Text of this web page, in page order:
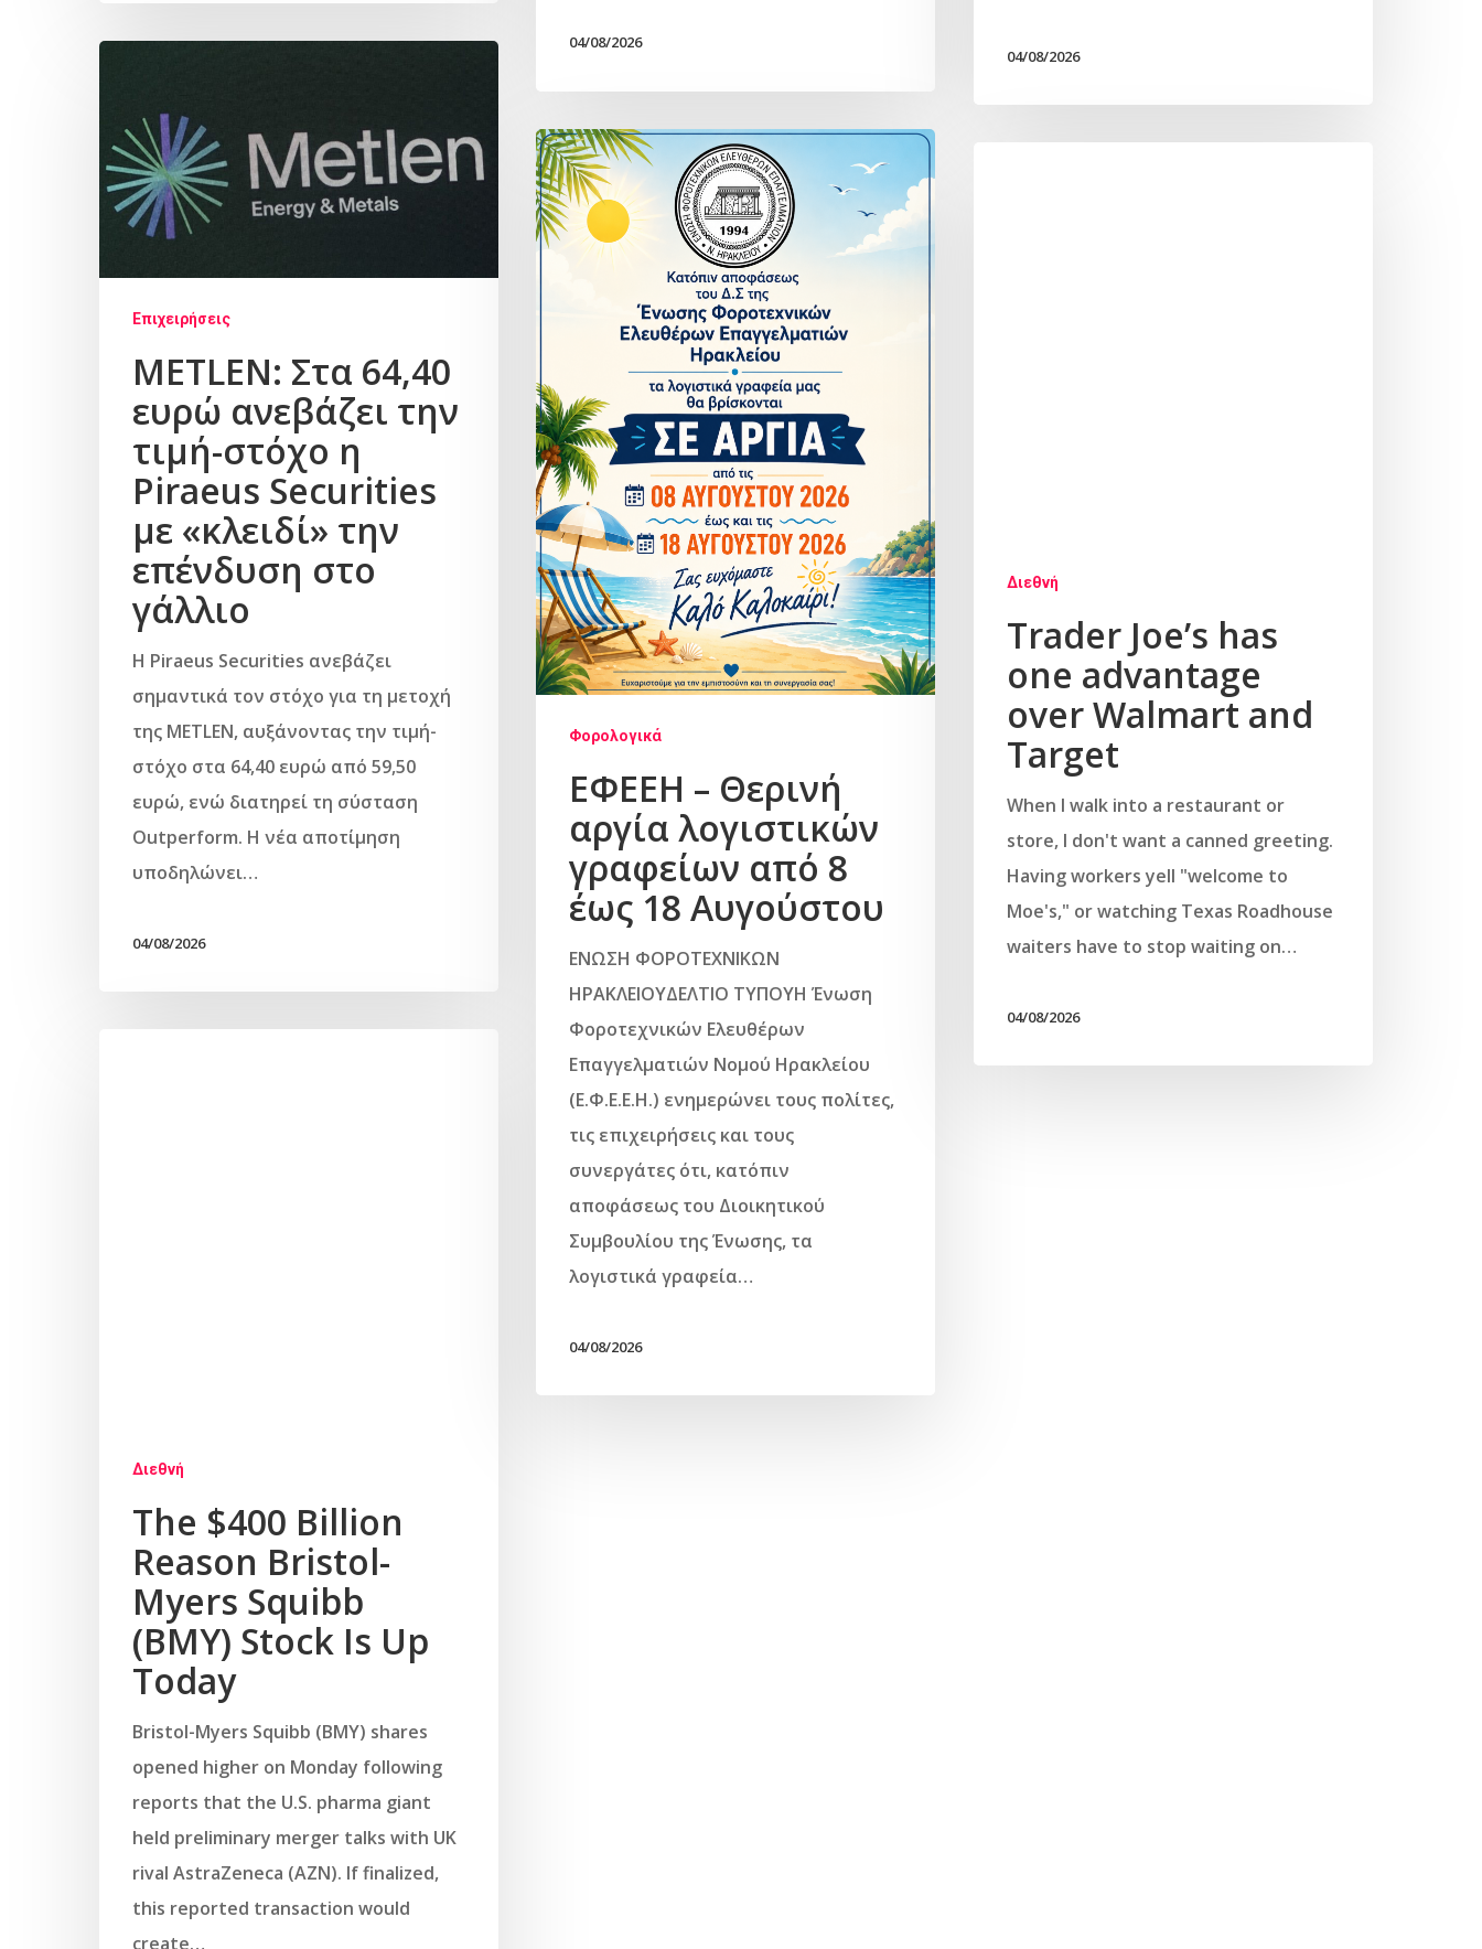
04/08/2026
04/08/2026
Επιχειρήσεις
METLEN: Στα 64,40
ευρώ ανεβάζει την
τιμή-στόχο η
Piraeus Securities
με «κλειδί» την
επένδυση στο
γάλλιο
Η Piraeus Securities ανεβάζει
σημαντικά τον στόχο για τη μετοχή
της METLEN, αυξάνοντας την τιμή-
στόχο στα 64,40 ευρώ από 59,50
ευρώ, ενώ διατηρεί τη σύσταση
Outperform. Η νέα αποτίμηση
υποδηλώνει…
04/08/2026
Φορολογικά
ΕΦΕΕΗ – Θερινή
αργία λογιστικών
γραφείων από 8
έως 18 Αυγούστου
ΕΝΩΣΗ ΦΟΡΟΤΕΧΝΙΚΩΝ
ΗΡΑΚΛΕΙΟΥΔΕΛΤΙΟ ΤΥΠΟΥΗ Ένωση
Φοροτεχνικών Ελευθέρων
Επαγγελματιών Νομού Ηρακλείου
(Ε.Φ.Ε.Ε.Η.) ενημερώνει τους πολίτες,
τις επιχειρήσεις και τους
συνεργάτες ότι, κατόπιν
αποφάσεως του Διοικητικού
Συμβουλίου της Ένωσης, τα
λογιστικά γραφεία…
04/08/2026
Διεθνή
Trader Joe’s has
one advantage
over Walmart and
Target
When I walk into a restaurant or
store, I don't want a canned greeting.
Having workers yell "welcome to
Moe's," or watching Texas Roadhouse
waiters have to stop waiting on…
04/08/2026
Διεθνή
The $400 Billion
Reason Bristol-
Myers Squibb
(BMY) Stock Is Up
Today
Bristol-Myers Squibb (BMY) shares
opened higher on Monday following
reports that the U.S. pharma giant
held preliminary merger talks with UK
rival AstraZeneca (AZN). If finalized,
this reported transaction would
create…